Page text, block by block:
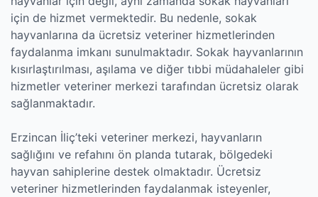
için de hizmet vermektedir. Bu nedenle, sokak
hayvanlarına da ücretsiz veteriner hizmetlerinden
faydalanma imkanı sunulmaktadır. Sokak hayvanlarının
kısırlaştırılması, aşılama ve diğer tıbbi müdahaleler gibi
hizmetler veteriner merkezi tarafından ücretsiz olarak
sağlanmaktadır.
Erzincan İliç’teki veteriner merkezi, hayvanların
sağlığını ve refahını ön planda tutarak, bölgedeki
hayvan sahiplerine destek olmaktadır. Ücretsiz
veteriner hizmetlerinden faydalanmak isteyenler,